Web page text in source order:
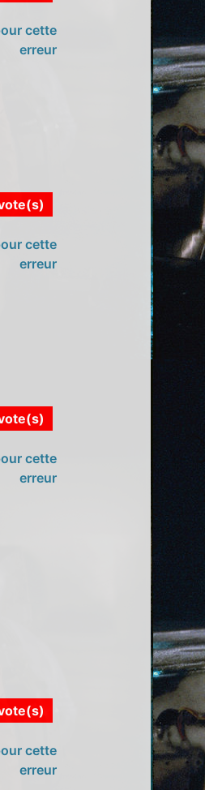
cette
erreur
cette
erreur
cette
erreur
cette
erreur